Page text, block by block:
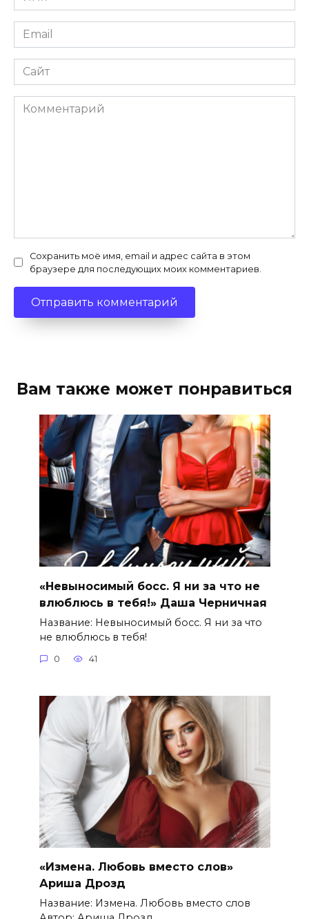
*
Email
*
Сайт
Комментарий
Сохранить моё имя, email и адрес сайта в этом
браузере для последующих моих комментариев.
Вам также может понравиться
«Невыносимый босс. Я ни за что не
влюблюсь в тебя!» Даша Черничная
Название: Невыносимый босс. Я ни за что
не влюблюсь в тебя!
0 41
«Измена. Любовь вместо слов»
Ариша Дрозд
Название: Измена. Любовь вместо слов